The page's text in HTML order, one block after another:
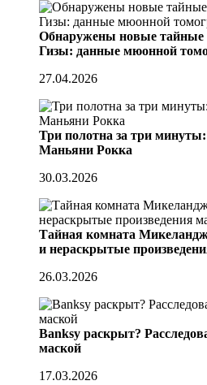
Обнаружены новые
Гизы: данные мюонной
27.04.2026
Три полотна за три минуты:
Маньяни Рокка
30.03.2026
Тайная комната
и нераскрытые
26.03.2026
Banksy раскрыт?
маской
17.03.2026